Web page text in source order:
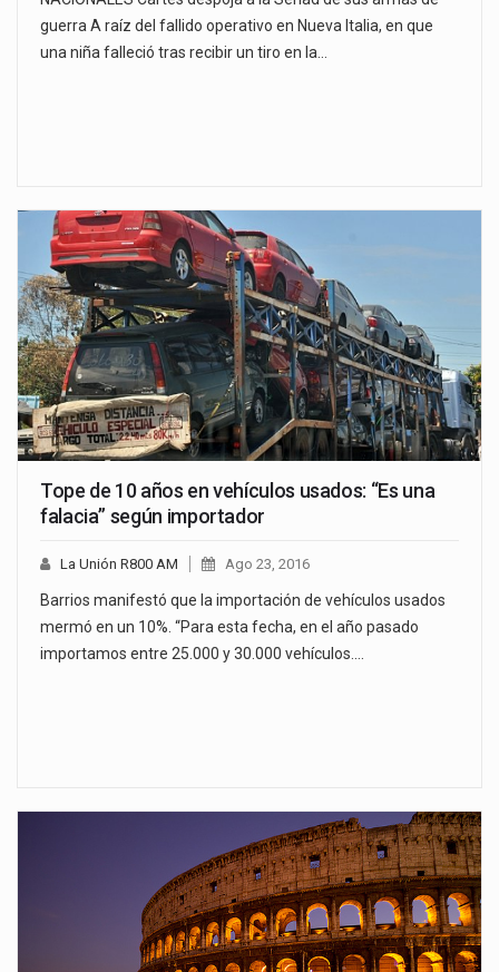
guerra A raíz del fallido operativo en Nueva Italia, en que
una niña falleció tras recibir un tiro en la…
Tope de 10 años en vehículos usados: “Es una
falacia” según importador
La Unión R800 AM Ago 23, 2016
Barrios manifestó que la importación de vehículos usados
mermó en un 10%. “Para esta fecha, en el año pasado
importamos entre 25.000 y 30.000 vehículos.…